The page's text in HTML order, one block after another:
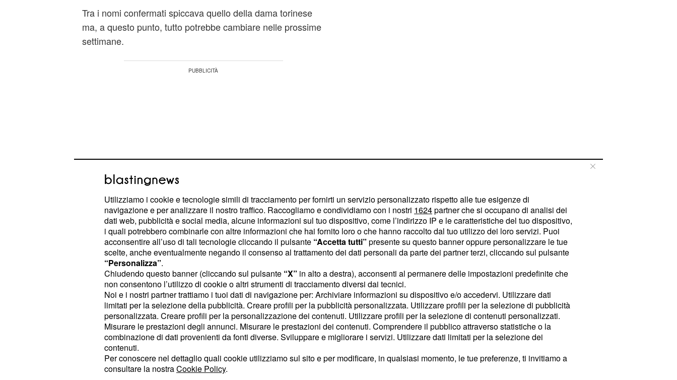
Tra i nomi confermati spiccava quello della dama torinese
ma, a questo punto, tutto potrebbe cambiare nelle prossime
settimane.
Nuovo flirt per Gemma fuori da
Uomini e donne?
Nel dettaglio, l'appuntamento con Uomini e donne del
prossimo settembre, prevedeva il ritorno in video di Gemma
Galgani.
La presenza in studio della dama torinese veniva data ormai
per scontata, complice il fatto che nel corso degli anni sia
diventata una sorta di colonna portante della trasmissione
pomeridiana di Canale 5.
Utilizziamo i cookie e tecnologie simili di tracciamento per fornirti un servizio personalizzato rispetto alle tue esigenze di
navigazione e per analizzare il nostro traffico. Raccogliamo e condividiamo con i nostri 1624partner che si occupano di analisi dei
dati web, pubblicità e social media, alcune informazioni sul tuo dispositivo, come l’indirizzo IP e le caratteristiche del tuo dispositivo,
i quali potrebbero combinarle con altre informazioni che hai fornito loro o che hanno raccolto dal tuo utilizzo dei loro servizi. Puoi
acconsentire all’uso di tali tecnologie cliccando il pulsante “Accetta tutti” presente su questo banner oppure personalizzare le tue
scelte, anche eventualmente negando il consenso al trattamento dei dati personali da parte dei partner terzi, cliccando sul pulsante
“Personalizza”.
Chiudendo questo banner (cliccando sul pulsante “X” in alto a destra), acconsenti al permanere delle impostazioni predefinite che
non consentono l’utilizzo di cookie o altri strumenti di tracciamento diversi dai tecnici.
Noi e i nostri partner trattiamo i tuoi dati di navigazione per: Archiviare informazioni su dispositivo e/o accedervi. Utilizzare dati
limitati per la selezione della pubblicità. Creare profili per la pubblicità personalizzata. Utilizzare profili per la selezione di pubblicità
personalizzata. Creare profili per la personalizzazione dei contenuti. Utilizzare profili per la selezione di contenuti personalizzati.
Misurare le prestazioni degli annunci. Misurare le prestazioni dei contenuti. Comprendere il pubblico attraverso statistiche o la
combinazione di dati provenienti da fonti diverse. Sviluppare e migliorare i servizi. Utilizzare dati limitati per la selezione dei
contenuti.
Per conoscere nel dettaglio quali cookie utilizziamo sul sito e per modificare, in qualsiasi momento, le tue preferenze, ti invitiamo a
consultare la nostraCookie Policy.